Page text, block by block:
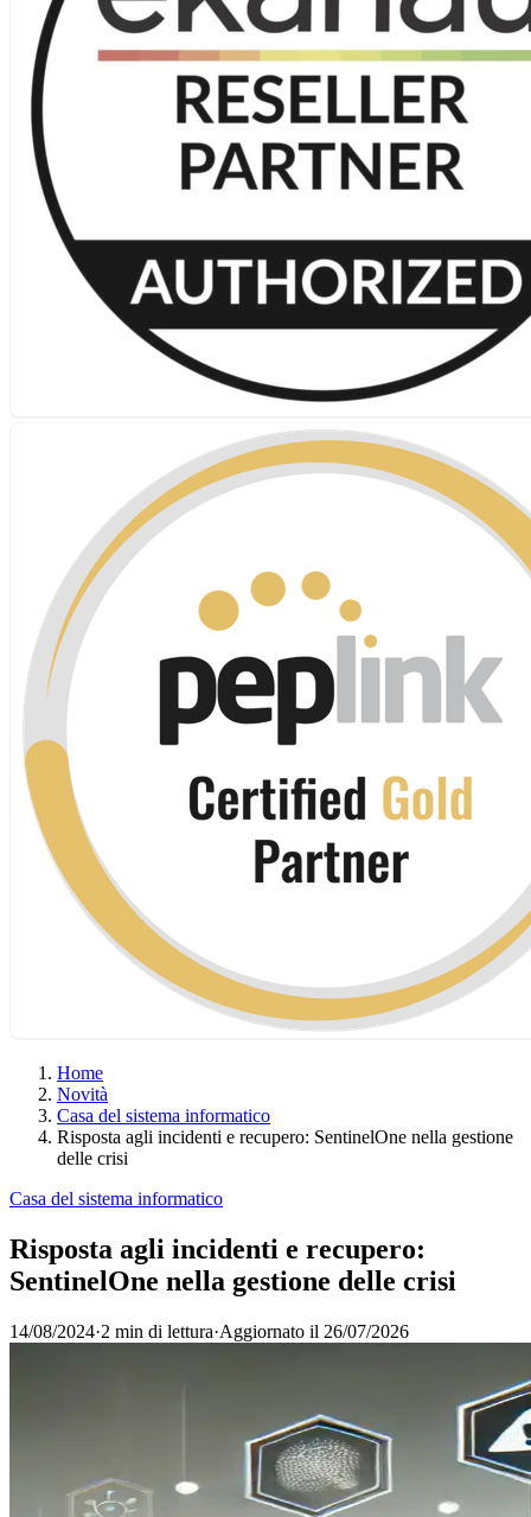
Home
Novità
Casa del sistema informatico
Risposta agli incidenti e recupero: SentinelOne nella gestione
delle crisi
Casa del sistema informatico
Risposta agli incidenti e recupero:
SentinelOne nella gestione delle crisi
14/08/2024·2 min di lettura·Aggiornato il 26/07/2026